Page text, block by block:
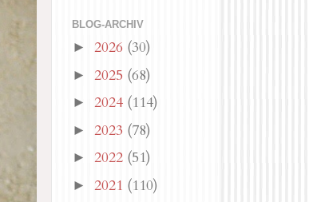
BLOG-ARCHIV
► 2026 (30)
► 2025 (68)
► 2024 (114)
► 2023 (78)
► 2022 (51)
► 2021 (110)